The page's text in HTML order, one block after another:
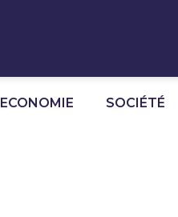
ECONOMIE SOCIÉTÉ